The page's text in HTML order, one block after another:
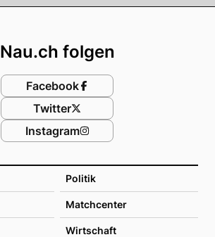
Politik
Matchcenter
Wirtschaft
Nau.ch folgen
Facebook
Twitter
Instagram